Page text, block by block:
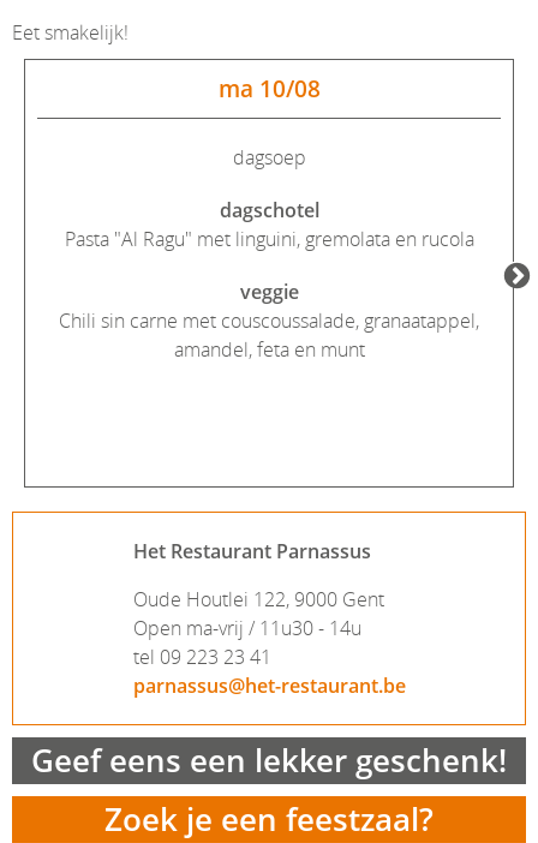
Eet smakelijk!
ma 10/08
dagsoep
dagschotel
Pasta "Al Ragu" met linguini, gremolata en rucola
veggie
Chili sin carne met couscoussalade, granaatappel,
amandel, feta en munt
Het Restaurant Parnassus
Oude Houtlei 122, 9000 Gent
Open ma-vrij / 11u30 - 14u
tel 09 223 23 41
parnassus@het-restaurant.be
Geef eens een lekker geschenk!
Zoek je een feestzaal?